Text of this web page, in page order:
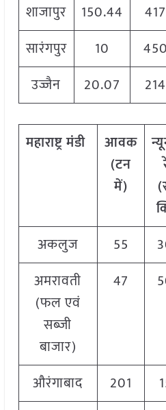
शाजापुर
150.44 417
सारंगपुर
10 450
उज्जैन
20.07 214
महाराष्ट्रमंडी
आवक
(टन
में)
अकलुज
55
अमरावती
(फल एवं
सब्जी
बाजार)
47
औरंगाबाद 201